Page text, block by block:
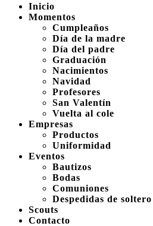
Inicio
Momentos
Cumpleaños
Día de la madre
Día del padre
Graduación
Nacimientos
Navidad
Profesores
San Valentín
Vuelta al cole
Empresas
Productos
Uniformidad
Eventos
Bautizos
Bodas
Comuniones
Despedidas de soltero
Scouts
Contacto